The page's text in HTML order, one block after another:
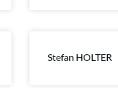
Stefan HOLTER